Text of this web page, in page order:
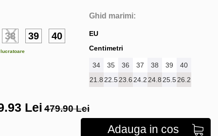
38 39 40
Ghid marimi:
EU
Centimetri
34 35 36 37 38 39
40
21.8 22.523.6 24.2 24.8 25.526.2
Lei 479.90 Lei
Adauga in cos